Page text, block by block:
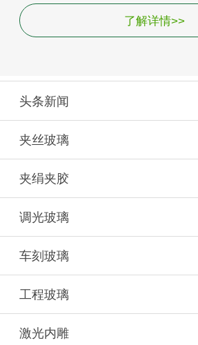
了解详情>>
头条新闻
夹丝玻璃
夹绢夹胶
调光玻璃
车刻玻璃
工程玻璃
激光内雕